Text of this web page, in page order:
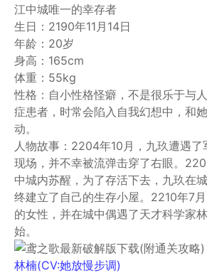
江中城唯一的幸存者
生日：2190年11月14日
年龄：20岁
身高：165cm
体重：55kg
性格：自小性格怪癖，不是很乐于与
症患者，时常会陷入自我幻想中，和
动。
人物故事：2204年10月，九玖遭遇了
现场，并不幸被流弹击穿了右眼。
中城内苏醒，为了存活下去，九玖在
终建立了自己的生存小屋。2210年7
的女性，并在城中偶遇了天才科学家
始。
林楠(CV:她放慢步调)